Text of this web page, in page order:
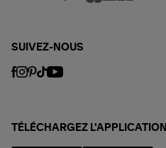
SUIVEZ-NOUS
TÉLÉCHARGEZ L'APPLICATION